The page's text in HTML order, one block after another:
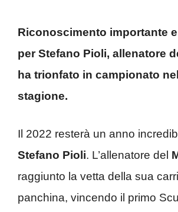
Riconoscimento importante
per Stefano Pioli, allenatore
ha trionfato in campionato
stagione.
Il 2022 resterà un anno
Stefano Pioli. L’allenatore del
raggiunto la vetta della sua
panchina, vincendo il primo